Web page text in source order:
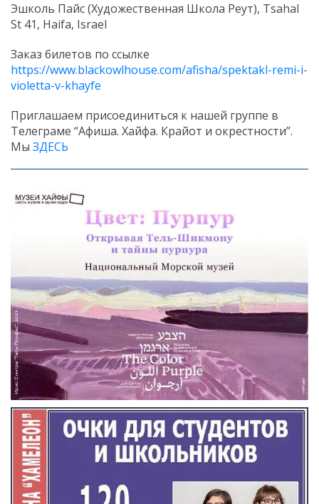
Эшколь Пайс (Художественная Школа Реут), Tsahal
St 41, Haifa, Israel
Заказ билетов по ссылке
https://www.blackowlhouse.com/afisha/spektakl-remi-i-
violetta-v-khayfe
Приглашаем присоединиться к нашей группе в
Телеграме “Афиша. Хайфа. Крайот и окрестности”.
Мы ЗДЕСЬ